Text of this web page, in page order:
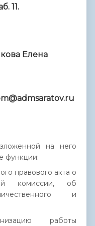
11.
Елена
на него
функции:
правового акта о
комиссии, об
и
работы